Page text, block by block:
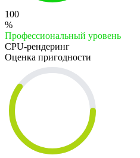
100
%
Профессиональный уровень
CPU-рендеринг
Оценка пригодности